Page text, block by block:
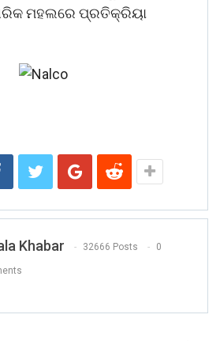
ମହଲରେ ପ୍ରତିକ୍ରିୟା
Khabar 32666 Posts 0